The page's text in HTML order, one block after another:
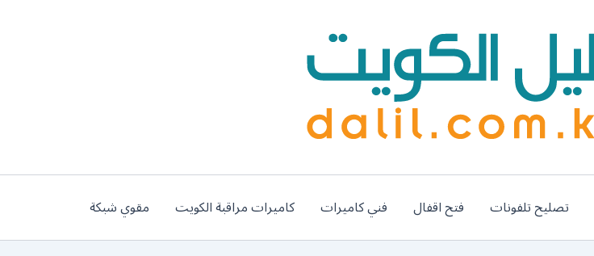
تصليح تلفونات فتح اقفال فني كاميرات كاميرات مراقبة الكويت مقوي شبكة